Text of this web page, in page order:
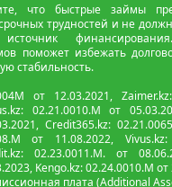
что быстрые займы
трудностей и не
поможет избежать
стабильность.
от 12.03.2021,
02.21.0010.M от
Credit365.kz:
от 11.08.2022,
02.23.0011.M. от
Kengo.kz: 02.24.0010.М от
плата (Additional